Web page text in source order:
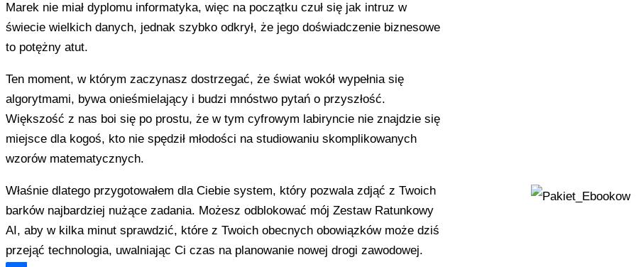
Marek nie miał dyplomu informatyka, więc na początku czuł się jak intruz w
świecie wielkich danych, jednak szybko odkrył, że jego doświadczenie biznesowe
to potężny atut.
Ten moment, w którym zaczynasz dostrzegać, że świat wokół wypełnia się
algorytmami, bywa onieśmielający i budzi mnóstwo pytań o przyszłość.
Większość z nas boi się po prostu, że w tym cyfrowym labiryncie nie znajdzie się
miejsce dla kogoś, kto nie spędził młodości na studiowaniu skomplikowanych
wzorów matematycznych.
Właśnie dlatego przygotowałem dla Ciebie system, który pozwala zdjąć z Twoich
barków najbardziej nużące zadania. Możesz odblokować mój Zestaw Ratunkowy
AI, aby w kilka minut sprawdzić, które z Twoich obecnych obowiązków może dziś
przejąć technologia, uwalniając Ci czas na planowanie nowej drogi zawodowej.